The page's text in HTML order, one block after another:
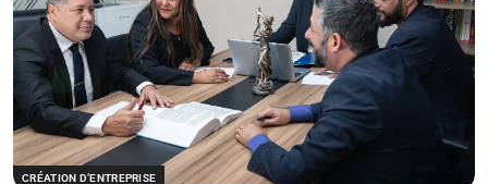
CRÉATION D’ENTREPRISE